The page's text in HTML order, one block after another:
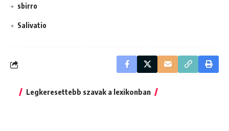
sbirro
Salivatio
Legkeresettebb szavak a lexikonban